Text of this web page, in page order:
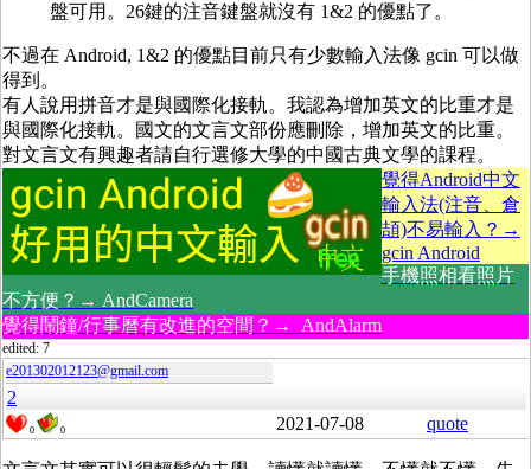
盤可用。26鍵的注音鍵盤就沒有 1&2 的優點了。
不過在 Android, 1&2 的優點目前只有少數輸入法像 gcin 可以做
得到。
有人說用拼音才是與國際化接軌。我認為增加英文的比重才是
與國際化接軌。國文的文言文部份應刪除，增加英文的比重。
對文言文有興趣者請自行選修大學的中國古典文學的課程。
覺得Android中文
輸入法(注音、倉
頡)不易輸入？→
gcin Android
手機照相看照片
不方便？→ AndCamera
覺得鬧鐘/行事曆有改進的空間？→ AndAlarm
edited: 7
e201302012123@gmail.com
2
0 0 2021-07-08 quote